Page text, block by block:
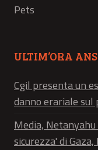
Pets
ULTIM’ORA
Cgil presenta un
danno erariale
Media,
sicurezza' di